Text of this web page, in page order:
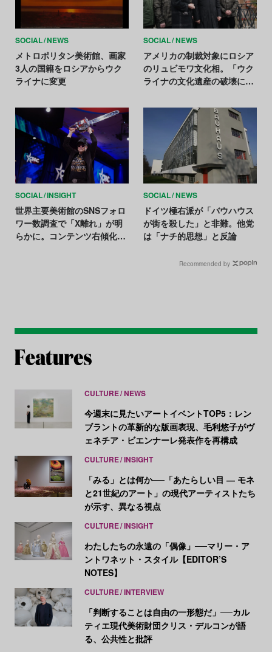
SOCIAL NEWS
メトロポリタン美術館、画家
3人の国籍をロシアからウク
ライナに変更
SOCIAL NEWS
アメリカの制裁対象にロシア
のリュビモワ文化相。「ウク
ライナの文化遺産の破壊に間
SOCIAL INSIGHT
世界主要美術館のSNSフォロ
ワー数調査で「X離れ」が明
らかに。コンテンツ右傾化に
SOCIAL NEWS
ドイツ極右派が「バウハウス
が街を殺した」と非難。他党
は「ナチ的思想」と反論
Recommended by
CULTURE NEWS
今週末に見たいアートイベントTOP5：レン
ブラントの革新的な版画表現、毛利悠子がヴ
ェネチア・ビエンナーレ発表作を再構成
CULTURE INSIGHT
「みる」とは何か──「あたらしい目 ― モネ
と21世紀のアート」の現代アーティストたち
が示す、異なる視点
CULTURE INSIGHT
わたしたちの永遠の「偶像」──マリー・ア
ントワネット・スタイル【EDITOR’S
NOTES】
CULTURE INTERVIEW
「判断することは自由の一形態だ」──カル
ティエ現代美術財団クリス・デルコンが語
る、公共性と批評